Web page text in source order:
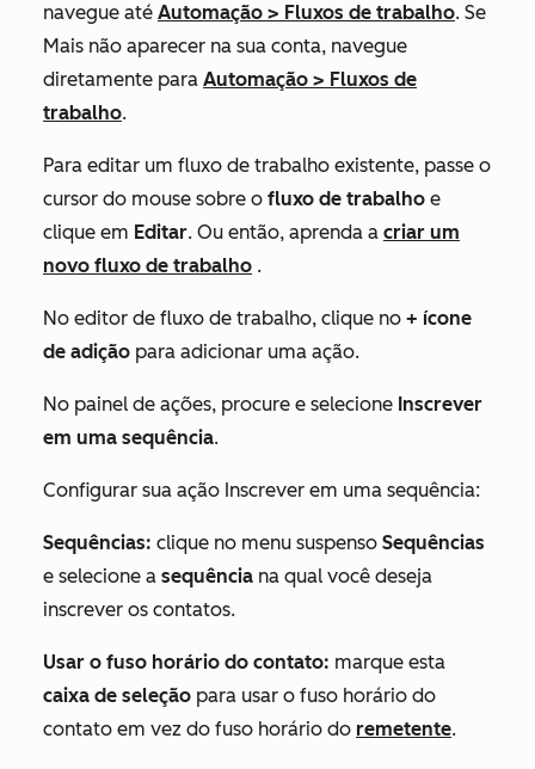
navegue até Automação > Fluxos de trabalho. Se
Mais não aparecer na sua conta, navegue
diretamente para Automação > Fluxos de
trabalho.
Para editar um fluxo de trabalho existente, passe o
cursor do mouse sobre o fluxo de trabalho e
clique em Editar. Ou então, aprenda a criar um
novo fluxo de trabalho .
No editor de fluxo de trabalho, clique no + ícone
de adição para adicionar uma ação.
No painel de ações, procure e selecione Inscrever
em uma sequência.
Configurar sua ação Inscrever em uma sequência:
Sequências: clique no menu suspenso Sequências
e selecione a sequência na qual você deseja
inscrever os contatos.
Usar o fuso horário do contato: marque esta
caixa de seleção para usar o fuso horário do
contato em vez do fuso horário do remetente.